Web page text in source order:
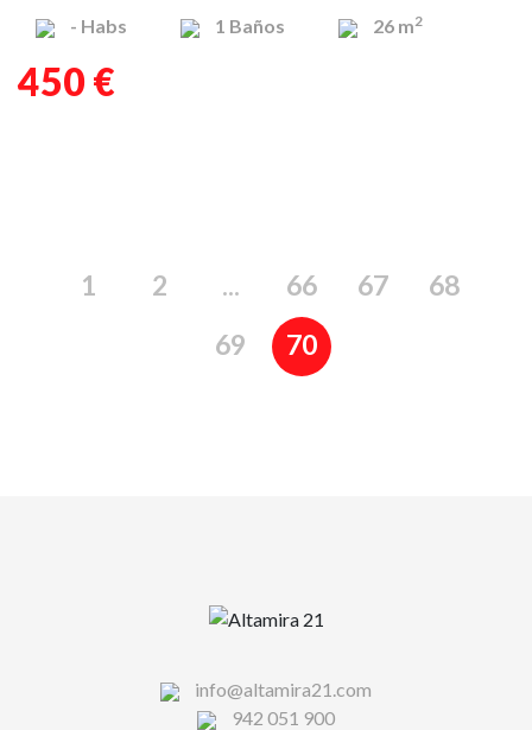
- Habs 1 Baños 26 m2
450 €
1 2 ... 66 67
68
69
70
info@altamira21.com
942 051 900